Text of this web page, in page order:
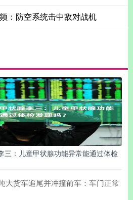
：防空系统击中敌对战机
三：儿童甲状腺功能异常能通过体检
大货车追尾并冲撞前车：车门正常